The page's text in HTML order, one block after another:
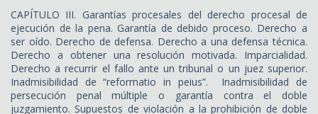
CAPÍTULO III. Garantías procesales del derecho procesal de
ejecución de la pena. Garantía de debido proceso. Derecho a
ser oído. Derecho de defensa. Derecho a una defensa técnica.
Derecho a obtener una resolución motivada. Imparcialidad.
Derecho a recurrir el fallo ante un tribunal o un juez superior.
Inadmisibilidad de “reformatio in peius”. Inadmisibilidad de
persecución penal múltiple o garantía contra el doble
juzgamiento. Supuestos de violación a la prohibición de doble